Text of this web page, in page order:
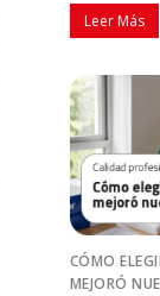
Leer Más
CÓMO
MEJORÓ